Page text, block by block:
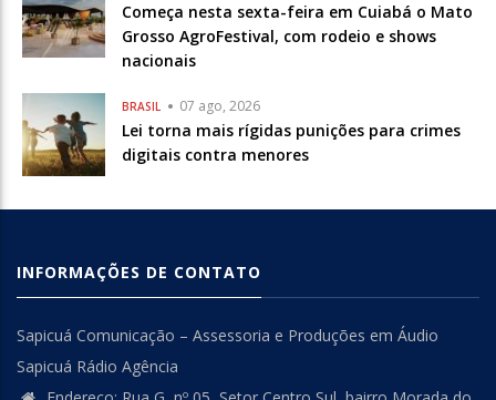
Começa nesta sexta-feira em Cuiabá o Mato
Grosso AgroFestival, com rodeio e shows
nacionais
BRASIL 07 ago, 2026
Lei torna mais rígidas punições para crimes
digitais contra menores
INFORMAÇÕES DE CONTATO
Sapicuá Comunicação – Assessoria e Produções em Áudio
Sapicuá Rádio Agência